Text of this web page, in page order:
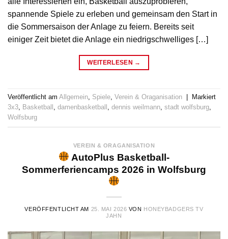
spannende Spiele zu erleben und gemeinsam den Start in
die Sommersaison der Anlage zu feiern. Bereits seit
einiger Zeit bietet die Anlage ein niedrigschwelliges […]
WEITERLESEN →
Veröffentlicht am Allgemein, Spiele, Verein & Oraganisation
Markiert
3x3, Basketball , damenbasketball , dennis weilmann, stadt wolfsburg,
Wolfsburg
VEREIN & ORAGANISATION
AutoPlus Basketball-
Sommerferiencamps 2026 in Wolfsburg
VERÖFFENTLICHT AM 25. MAI 2026 VON HONEYBADGERS TV
JAHN